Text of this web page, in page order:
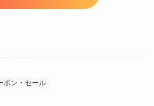
ポン・セール